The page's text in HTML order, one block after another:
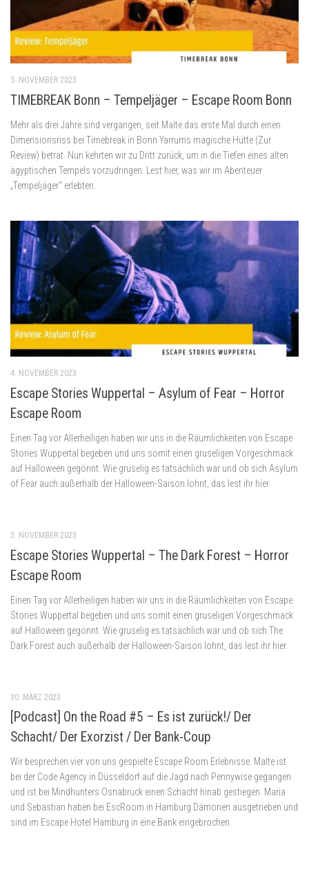
5. NOVEMBER 2023
TIMEBREAK Bonn – Tempeljäger – Escape Room Bonn
Mehr als drei Jahre sind vergangen, seit Malte das erste Mal durch einen
Dimensionsriss bei Timebreak in Bonn Yarrums magische Hütte (Zur
Review) betrat. Nun kehrten wir zu Dritt zurück, um in die Tiefen eines alten
ägyptischen Tempels vorzudringen. Lest hier, was wir im Abenteuer
„Tempeljäger“ erlebten.
4. NOVEMBER 2023
Escape Stories Wuppertal – Asylum of Fear – Horror
Escape Room
Einen Tag vor Allerheiligen haben wir uns in die Räumlichkeiten von Escape
Stories Wuppertal begeben und uns somit einen gruseligen Vorgeschmack
auf Halloween gegönnt. Wie gruselig es tatsächlich war und ob sich Asylum
of Fear auch außerhalb der Halloween-Saison lohnt, das lest ihr hier.
3. NOVEMBER 2023
Escape Stories Wuppertal – The Dark Forest – Horror
Escape Room
Einen Tag vor Allerheiligen haben wir uns in die Räumlichkeiten von Escape
Stories Wuppertal begeben und uns somit einen gruseligen Vorgeschmack
auf Halloween gegönnt. Wie gruselig es tatsächlich war und ob sich The
Dark Forest auch außerhalb der Halloween-Saison lohnt, das lest ihr hier.
30. MÄRZ 2023
[Podcast] On the Road #5 – Es ist zurück!/ Der
Schacht/ Der Exorzist / Der Bank-Coup
Wir besprechen vier von uns gespielte Escape Room Erlebnisse. Malte ist
bei der Code Agency in Düsseldorf auf die Jagd nach Pennywise gegangen
und ist bei Mindhunters Osnabrück einen Schacht hinab gestiegen. Maria
und Sebastian haben bei EscRoom in Hamburg Dämonen ausgetrieben und
sind im Escape Hotel Hamburg in eine Bank eingebrochen.